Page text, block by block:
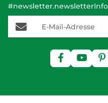
E-Mail-Adresse